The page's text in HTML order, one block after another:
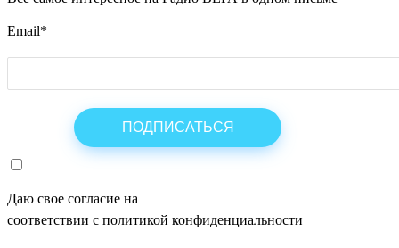
Email*
Даю свое согласие на
соответствии с политикой конфиденциальности